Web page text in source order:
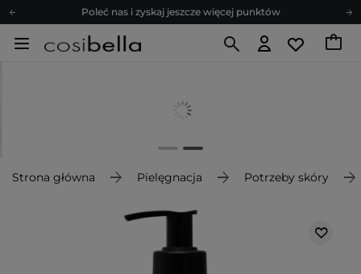
Poleć nas i zyskaj jeszcze więcej punktów
Zapisz się na newsletter pełen porad
Poleć nas i zyskaj jeszcze więcej punktów
Strona główna Pielęgnacja Potrzeby skóry